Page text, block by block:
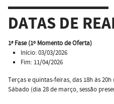
DATAS DE
1ª Fase (1º Momento de Oferta)
Início: 03/03/2026
Fim: 11/04/2026
Terças e quintas-feiras, das 18h às 20h
Sábado (dia 28 de março, sessão